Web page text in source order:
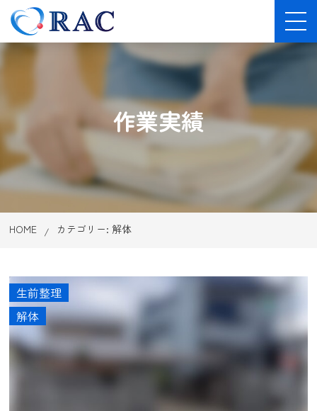
作業実績
HOME カテゴリー:解体
生前整理
解体